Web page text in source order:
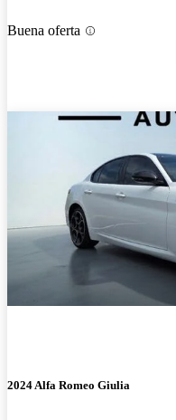
Buena oferta
2024 Alfa Romeo Giulia